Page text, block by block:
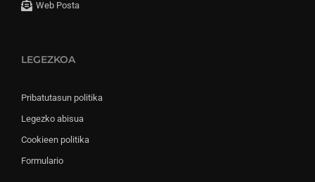
Web Posta
LEGEZKOA
Pribatutasun politika
Legezko abisua
Cookieen politika
Formulario